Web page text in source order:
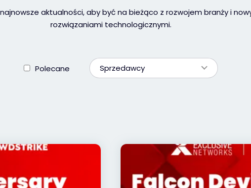
aktualności, aby być na bieżąco z rozwojem branży i
rozwiązaniami technologicznymi.
Polecane Sprzedawcy